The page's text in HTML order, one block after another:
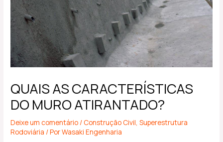
QUAIS AS CARACTERÍSTICAS
DO MURO ATIRANTADO?
Deixe um comentário / Construção Civil,Superestrutura
Rodoviária / PorWasaki Engenharia